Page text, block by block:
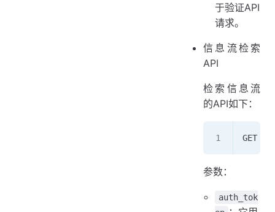
于验证API
请求。
信息流检索
API
检索信息流
的API如下：
GET /
参数：
auth_tok